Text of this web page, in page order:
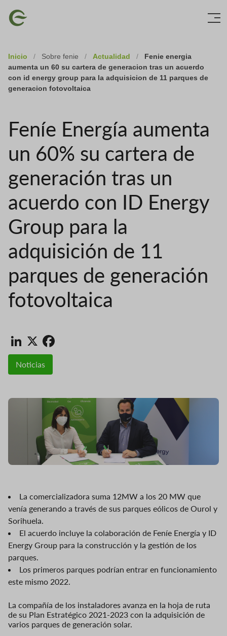
Imagen
Inicio / Sobre fenie / Actualidad /
Fenie energia
aumenta un 60 su cartera de generacion tras un acuerdo
con id energy group para la adquisicion de 11 parques de
generacion fotovoltaica
Feníe Energía aumenta
un 60% su cartera de
generación tras un
acuerdo con ID Energy
Group para la
adquisición de 11
parques de generación
fotovoltaica
LinkedIn
X
Noticias
La comercializadora suma 12MW a los 20 MW que
venía generando a través de sus parques eólicos de Ourol y
Sorihuela.
El acuerdo incluye la colaboración de Feníe Energía y ID
Energy Group para la construcción y la gestión de los
parques.
Los primeros parques podrían entrar en funcionamiento
este mismo 2022.
La compañía de los instaladores avanza en la hoja de ruta
de su Plan Estratégico 2021-2023 con la adquisición de
varios parques de generación solar.